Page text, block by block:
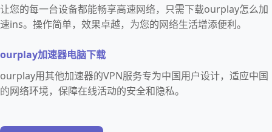
让您的每一台设备都能畅享高速网络，只需下载ourplay怎么加
速ins。操作简单，效果卓越，为您的网络生活增添便利。
ourplay加速器电脑下载
ourplay用其他加速器的VPN服务专为中国用户设计，适应中国
的网络环境，保障在线活动的安全和隐私。